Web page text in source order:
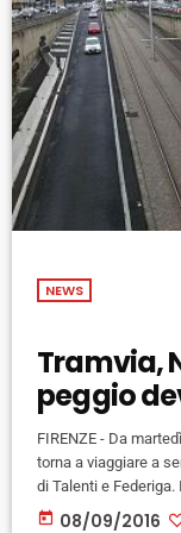
NEWS
Tramvia,
peggio
FIRENZE - Da
torna a viaggiare a
di Talenti e
sottopasso Foggini
today 08/09/2016